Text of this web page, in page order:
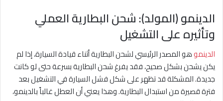
الدينمو (المولد): شحن البطارية العملي
وتأثيره على التشغيل
الدينموهو المصدر الرئيسي لشحن البطارية أثناء قيادة السيارة، إذا لم
يكن يشحن بشكل صحيح، فقد يفرغ شحن البطارية بسرعة حتى لو كانت
جديدة. المشكلة قد تظهر على شكل فشل السيارة في التشغيل بعد
فترة قصيرة من استبدال البطارية. وهذا يعني أن العطل غالباً بالدينمو،